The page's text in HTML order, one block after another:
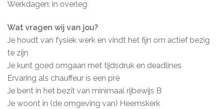
Werkdagen: in overleg
Wat vragen wij van jou?
Je houdt van fysiek werk en vindt het fijn om actief bezig
te zijn
Je kunt goed omgaan met tijdsdruk en deadlines
Ervaring als chauffeur is een pré
Je bent in het bezit van minimaal rijbewijs B
Je woont in (de omgeving van) Heemskerk